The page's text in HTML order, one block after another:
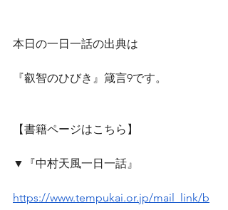
本日の一日一話の出典は
『叡智のひびき』箴言9です。
【書籍ページはこちら】
▼『中村天風一日一話』
https://www.tempukai.or.jp/mail_link/b